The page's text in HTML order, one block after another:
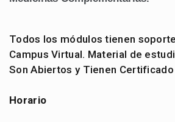
Todos los módulos tienen
Campus Virtual. Material de
Son Abiertos y Tienen
Horario